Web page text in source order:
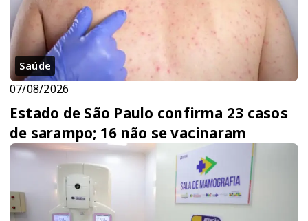
Saúde
07/08/2026
Estado de São Paulo confirma 23 casos
de sarampo; 16 não se vacinaram